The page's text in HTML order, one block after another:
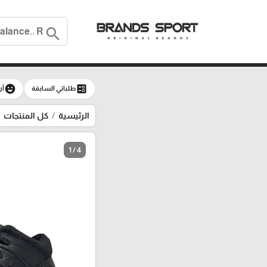
search
ballotطلباتي السابقة emoji_emotions
الرئيسية كل المنتجات
1 / 4